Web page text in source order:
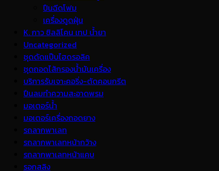
ปืนฉีดโฟม
เครื่องดูดฝุ่น
K. กาว ซิลลิโคน เทป น้ำยา
Uncategorized
ชุดดัดแป๊บไฮดรอลิค
ชุดถอดไส้กรองน้ำมันเครื่อง
บริการรับเจาะคอริ่ง-ตัดคอนกรีต
ปืนลมทำความสะอาดพรม
มอเตอร์น้ำ
มอเตอร์เครื่องถอดยาง
รถลากพาเลท
รถลากพาเลทหน้ากว้าง
รถลากพาเลทหน้าแคบ
รอกสลิง